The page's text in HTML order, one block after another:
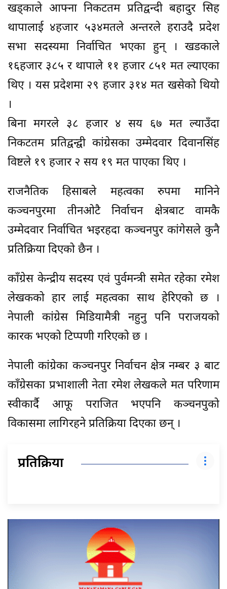
खड्काले आफ्ना निकटतम प्रतिद्वन्दी बहादुर सिह
थापालाई ४हजार ५३४मतले अन्तरले हराउदै प्रदेश
सभा सदस्यमा निर्वाचित भएका हुन् । खडकाले
१६हजार ३८५ र थापाले ११ हजार ८५१ मत ल्याएका
थिए । यस प्रदेशमा २९ हजार ३१४ मत खसेको थियो
।
बिना मगरले ३८ हजार ४ सय ६७ मत ल्याउँदा
निकटतम प्रतिद्वन्द्वी कांग्रेसका उम्मेदवार दिवानसिंह
विष्टले १९ हजार २ सय १९ मत पाएका थिए ।
राजनैतिक हिसाबले महत्वका रुपमा मानिने
कञ्चनपुरमा तीनओटै निर्वाचन क्षेत्रबाट वामकै
उम्मेदवार निर्वाचित भइरहदा कञ्चनपुर कांगेसले कुनै
प्रतिक्रिया दिएको छैन ।
काँग्रेस केन्द्रीय सदस्य एवं पुर्वमन्त्री समेत रहेका रमेश
लेखकको हार लाई महत्वका साथ हेरिएको छ ।
नेपाली कांग्रेस मिडियामैत्री नहुनु पनि पराजयको
कारक भएको टिप्पणी गरिएको छ ।
नेपाली कांग्रेका कञ्चनपुर निर्वाचन क्षेत्र नम्बर ३ बाट
काँग्रेसका प्रभाशाली नेता रमेश लेखकले मत परिणाम
स्वीकार्दै आफू पराजित भएपनि कञ्चनपुको
विकासमा लागिरहने प्रतिक्रिया दिएका छन् ।
प्रतिक्रिया